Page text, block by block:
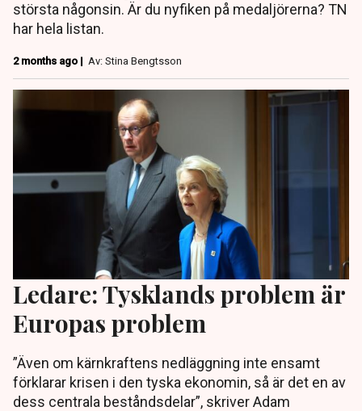
största någonsin. Är du nyfiken på medaljörerna? TN
har hela listan.
2 months ago | Av: Stina Bengtsson
Ledare: Tysklands problem är
Europas problem
”Även om kärnkraftens nedläggning inte ensamt
förklarar krisen i den tyska ekonomin, så är det en av
dess centrala beståndsdelar”, skriver Adam